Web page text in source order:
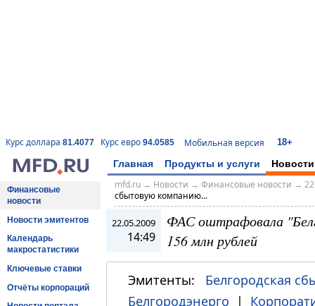
Курс доллара 81.4077 Курс евро 94.0585 Мобильная версия 18+
Главная Продукты и услуги Новости
Финансовые
новости
Новости эмитентов
Календарь
макростатистики
Ключевые ставки
Отчёты корпораций
mfd.ru→ Новости → Финансовые новости →
сбытовую компанию...
22.05.2009
14:49
ФАС оштрафовала
156 млн рублей
Эмитенты: Белгородская
Белгородэнерго |